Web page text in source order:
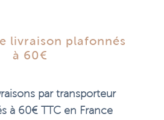
livraison plafonnés
à 60€
par transporteur
à 60€ TTC en France